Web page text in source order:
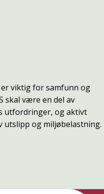
viktig for samfunn og
skal være en del av
utfordringer, og aktivt
utslipp og miljøbelastning.